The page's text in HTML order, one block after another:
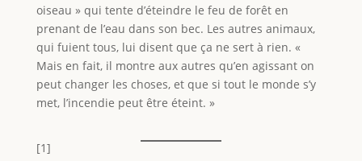
oiseau » qui tente d’éteindre le feu de forêt en
prenant de l’eau dans son bec. Les autres animaux,
qui fuient tous, lui disent que ça ne sert à rien. «
Mais en fait, il montre aux autres qu’en agissant on
peut changer les choses, et que si tout le monde s’y
met, l’incendie peut être éteint. »
[1]